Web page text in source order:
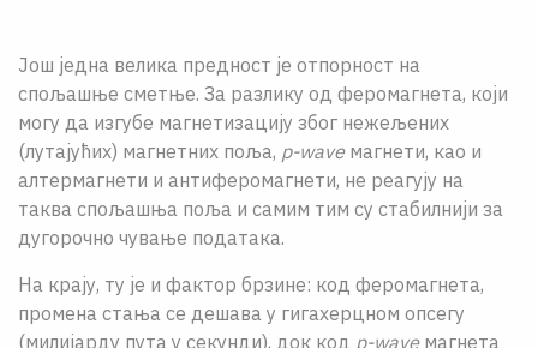
Још једна велика предност је отпорност на
спољашње сметње. За разлику од феромагнета, који
могу да изгубе магнетизацију због нежељених
(лутајућих) магнетних поља, p-waveмагнети, као и
алтермагнети и антиферомагнети, не реагују на
таква спољашња поља и самим тим су стабилнији за
дугорочно чување података.
На крају, ту је и фактор брзине: код феромагнета,
промена стања се дешава у гигахерцном опсегу
(милијарду пута у секунди), док код p-waveмагнета